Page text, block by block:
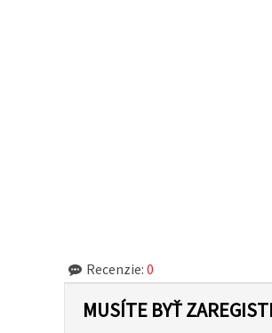
Recenzie: 0
MUSÍTE BYŤ